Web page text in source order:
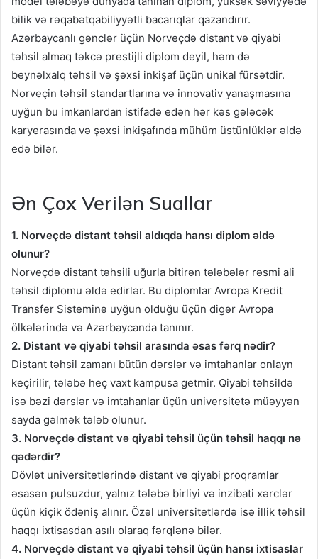
bilik və rəqabətqabiliyyətli bacarıqlar qazandırır.
Azərbaycanlı gənclər üçün Norveçdə distant və qiyabi
təhsil almaq təkcə prestijli diplom deyil, həm də
beynəlxalq təhsil və şəxsi inkişaf üçün unikal fürsətdir.
Norveçin təhsil standartlarına və innovativ yanaşmasına
uyğun bu imkanlardan istifadə edən hər kəs gələcək
karyerasında və şəxsi inkişafında mühüm üstünlüklər əldə
edə bilər.
Ən Çox Verilən Suallar
1. Norveçdə distant təhsil aldıqda hansı diplom əldə
olunur?
Norveçdə distant təhsili uğurla bitirən tələbələr rəsmi ali
təhsil diplomu əldə edirlər. Bu diplomlar Avropa Kredit
Transfer Sisteminə uyğun olduğu üçün digər Avropa
ölkələrində və Azərbaycanda tanınır.
2. Distant və qiyabi təhsil arasında əsas fərq nədir?
Distant təhsil zamanı bütün dərslər və imtahanlar onlayn
keçirilir, tələbə heç vaxt kampusa getmir. Qiyabi təhsildə
isə bəzi dərslər və imtahanlar üçün universitetə müəyyən
sayda gəlmək tələb olunur.
3. Norveçdə distant və qiyabi təhsil üçün təhsil haqqı nə
qədərdir?
Dövlət universitetlərində distant və qiyabi proqramlar
əsasən pulsuzdur, yalnız tələbə birliyi və inzibati xərclər
üçün kiçik ödəniş alınır. Özəl universitetlərdə isə illik təhsil
haqqı ixtisasdan asılı olaraq fərqlənə bilər.
4. Norveçdə distant və qiyabi təhsil üçün hansı ixtisaslar